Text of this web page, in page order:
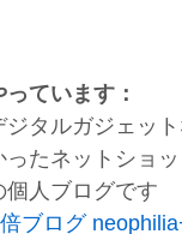
ています：
ジタルガジェッ
たネットショ
個人ブログです
ブログ